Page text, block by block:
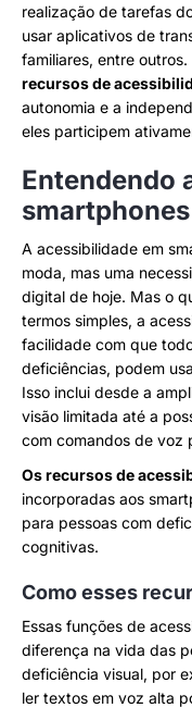
realização de tarefas
usar aplicativos de
familiares, entre
recursos de
autonomia e a
eles participem
Entendendo
smartphones
A acessibilidade em
moda, mas uma
digital de hoje. Mas o
termos simples, a
facilidade com que
deficiências, podem
Isso inclui desde a
visão limitada até a
com comandos de voz
Os recursos de
incorporadas aos
para pessoas com
cognitivas.
Como esses
Essas funções de
diferença na vida das
deficiência visual, por
ler textos em voz alta